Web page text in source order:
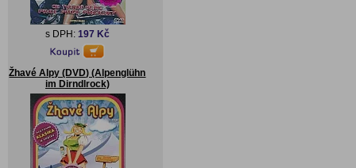
s DPH: 197 Kč
Žhavé Alpy (DVD) (Alpenglühn
im Dirndlrock)